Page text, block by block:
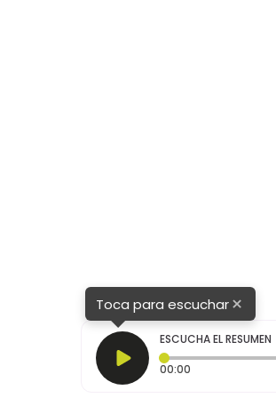
Toca para escuchar×
ESCUCHA EL RESUMEN
00:00